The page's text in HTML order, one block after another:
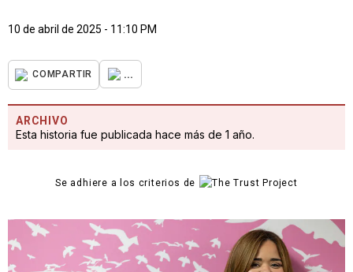
10 de abril de 2025 - 11:10 PM
COMPARTIR ...
ARCHIVO
Esta historia fue publicada hace más de 1 año.
Se adhiere a los criterios de